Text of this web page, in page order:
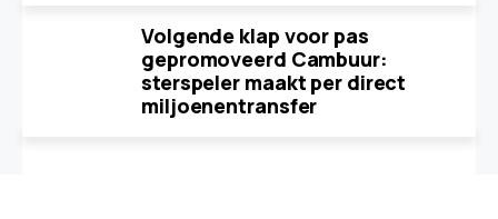
Volgende klap voor pas
gepromoveerd Cambuur:
sterspeler maakt per direct
miljoenentransfer